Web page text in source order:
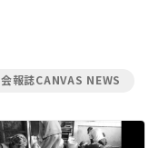
会報誌CANVAS NEWS